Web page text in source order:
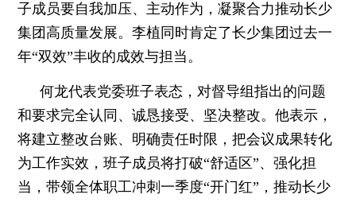
子成员要自我加压、主动作为，凝聚合力推动长少
集团高质量发展。李植同时肯定了长少集团过去一
年“双效”丰收的成效与担当。
何龙代表党委班子表态，对督导组指出的问题
和要求完全认同、诚恳接受、坚决整改。他表示，
将建立整改台账、明确责任时限，把会议成果转化
为工作实效，班子成员将打破“舒适区”、强化担
当，带领全体职工冲刺一季度“开门红”，推动长少